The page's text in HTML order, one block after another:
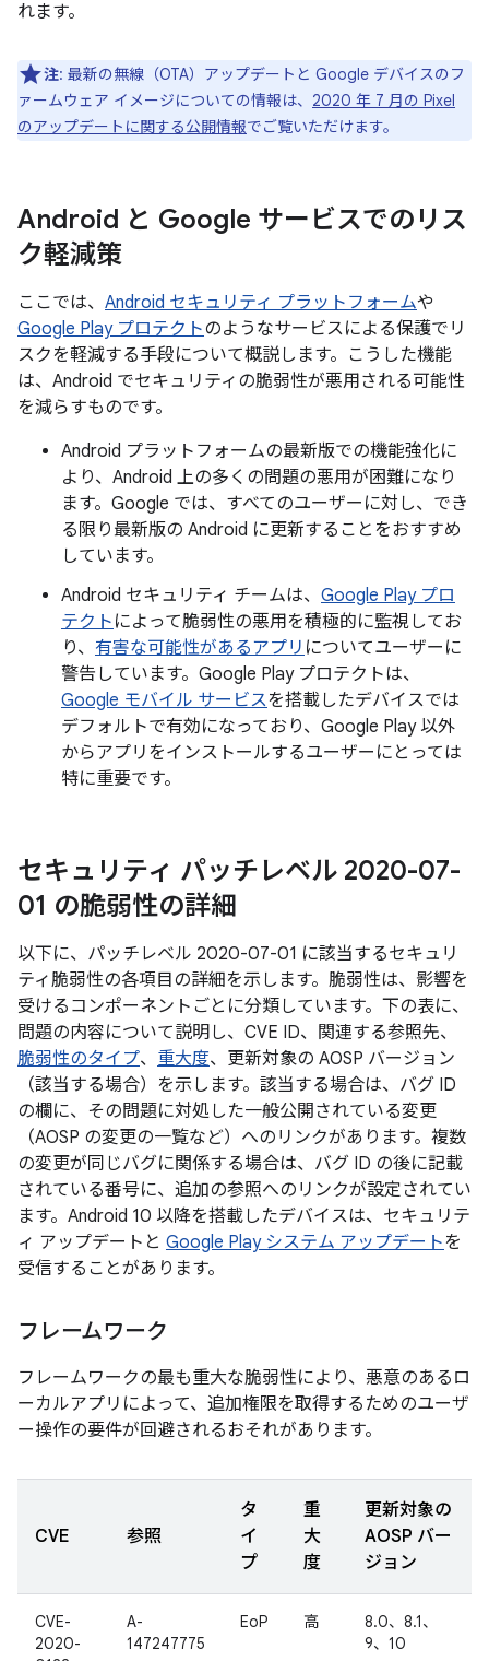
れます。
注: 最新の無線（OTA）アップデートと Google デバイスのフ
ァームウェア イメージについての情報は、 2020 年 7 月の Pixel
のアップデートに関する公開情報でご覧いただけます。
Android と Google サービスでのリス
ク軽減策
ここでは、 Android セキュリティ プラットフォームや
Google Play プロテクトのようなサービスによる保護でリ
スクを軽減する手段について概説します。こうした機能
は、Android でセキュリティの脆弱性が悪用される可能性
を減らすものです。
Android プラットフォームの最新版での機能強化に
より、Android 上の多くの問題の悪用が困難になり
ます。Google では、すべてのユーザーに対し、でき
る限り最新版の Android に更新することをおすすめ
しています。
Android セキュリティ チームは、 Google Play プロ
テクト によって脆弱性の悪用を積極的に監視してお
り、 有害な可能性があるアプリ についてユーザーに
警告しています。Google Play プロテクトは、
Google モバイル サービスを搭載したデバイスでは
デフォルトで有効になっており、Google Play 以外
からアプリをインストールするユーザーにとっては
特に重要です。
セキュリティ パッチレベル 2020-07-
01 の脆弱性の詳細
以下に、パッチレベル 2020-07-01 に該当するセキュリ
ティ脆弱性の各項目の詳細を示します。脆弱性は、影響を
受けるコンポーネントごとに分類しています。下の表に、
問題の内容について説明し、CVE ID、関連する参照先、
脆弱性のタイプ、 重大度、更新対象の AOSP バージョン
（該当する場合）を示します。該当する場合は、バグ ID
の欄に、その問題に対処した一般公開されている変更
（AOSP の変更の一覧など）へのリンクがあります。複数
の変更が同じバグに関係する場合は、バグ ID の後に記載
されている番号に、追加の参照へのリンクが設定されてい
ます。Android 10 以降を搭載したデバイスは、セキュリテ
ィ アップデートと Google Play システム アップデートを
受信することがあります。
フレームワーク
フレームワークの最も重大な脆弱性により、悪意のあるロ
ーカルアプリによって、追加権限を取得するためのユーザ
ー操作の要件が回避されるおそれがあります。
CVE 参照
タ
イ
プ
重
大
度
更新対象の
AOSP バー
ジョン
CVE-
2020-
A-
147247775
EoP 高
8.0、8.1、
9、10